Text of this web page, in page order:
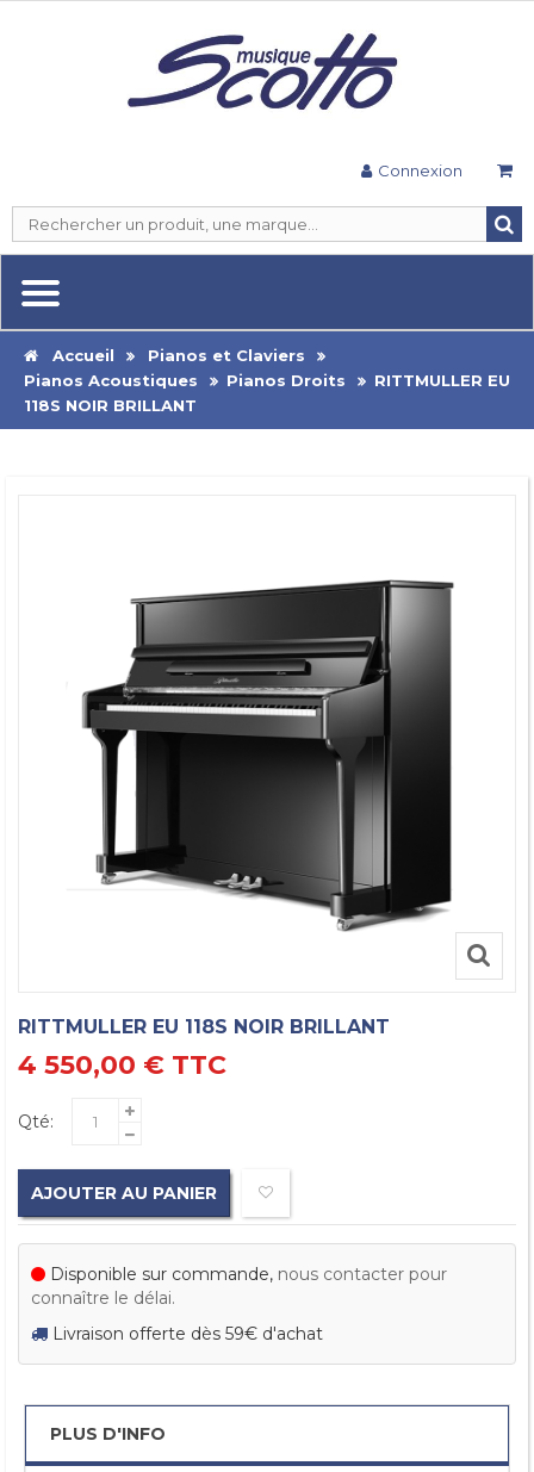
Connexion
Accueil
Pianos et Claviers
Pianos Acoustiques
Pianos Droits
RITTMULLER EU
118S NOIR BRILLANT
RITTMULLER EU 118S NOIR BRILLANT
4 550,00 € TTC
Qté:
AJOUTER AU PANIER
Disponible sur commande, nous contacter pour
connaître le délai.
Livraison offerte dès 59€ d'achat
PLUS D'INFO